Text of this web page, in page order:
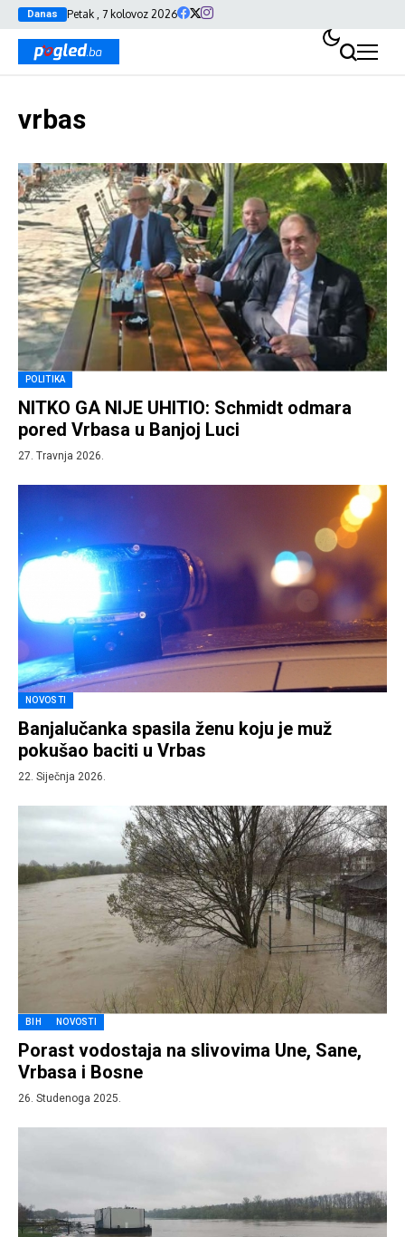
Danas Petak , 7 kolovoz 2026
vrbas
POLITIKA
NITKO GA NIJE UHITIO: Schmidt odmara
pored Vrbasa u Banjoj Luci
27. Travnja 2026.
NOVOSTI
Banjalučanka spasila ženu koju je muž
pokušao baciti u Vrbas
22. Siječnja 2026.
BIH NOVOSTI
Porast vodostaja na slivovima Une, Sane,
Vrbasa i Bosne
26. Studenoga 2025.